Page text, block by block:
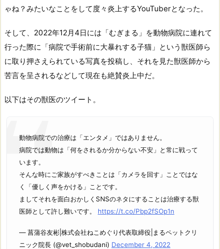
ゃね？みたいなことをして度々炎上するYouTuberとなった。
そして、2022年12月4日には「むぎまる」を動物病院に連れて
行った際に「病院で手術前に大暴れする子猫」という獣医師ら
に取り押さえられている写真を投稿し、それを見た獣医師から
苦言を呈されるなどして現在も絶賛炎上中だ。
以下はその獣医のツイート。
動物病院での治療は「エンタメ」ではありません。
病院では動物は「何をされるか分からない不安」と常に戦って
います。
そんな時にご家族がすべきことは「カメラを回す」ことではな
く「優しく声をかける」ことです。
ましてそれを面白おかしくSNSのネタにすることは治療する獣
医師として許し難いです。 https://t.co/Pbp2fSOp1n
— 菖蒲谷友彬|株式会社ねこめぐり代表取締役|まるペットクリ
ニック院長 (@vet_shobudani) December 4, 2022